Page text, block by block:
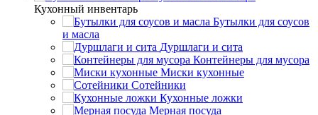
Кухонный инвентарь
Бутылки для соусов
и масла
Дуршлаги и сита
Контейнеры для мусора
Миски кухонные
Сотейники
Кухонные ложки
Мерная посуда